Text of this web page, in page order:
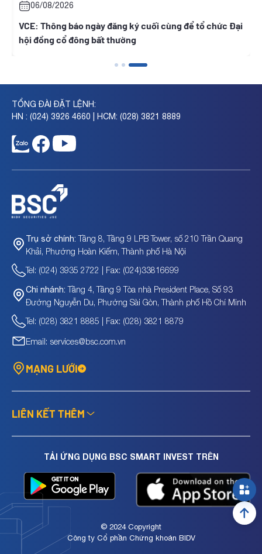
06/08/2026
VCE: Thông báo ngày đăng ký cuối cùng để tổ chức Đại
hội đồng cổ đông bất thường
TỔNG ĐÀI ĐẶT LỆNH:
HN : (024) 3926 4660 | HCM: (028) 3821 8889
Trụ sở chính: Tầng 8, Tầng 9 LPB Tower, số 210 Trần Quang
Khải, Phường Hoàn Kiếm, Thành phố Hà Nội
Tel: (024) 3935 2722 | Fax: (024)33816699
Chi nhánh: Tầng 4, Tầng 9 Tòa nhà President Place, Số 93
Đường Nguyễn Du, Phường Sài Gòn, Thành phố Hồ Chí Minh
Tel: (028) 3821 8885 | Fax: (028) 3821 8879
Email: services@bsc.com.vn
MẠNG LƯỚI
LIÊN KẾT THÊM
TẢI ỨNG DỤNG BSC SMART INVEST TRÊN
© 2024 Copyright
Công ty Cổ phần Chứng khoán BIDV